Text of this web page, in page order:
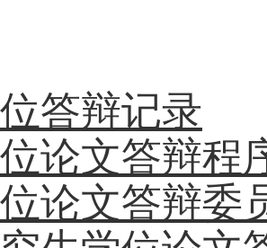
答辩记录
论文答辩程
论文答辩委